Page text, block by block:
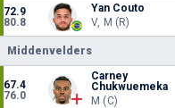
72.9
80.8
Yan Couto
V, M (R)
Middenvelders
67.4
76.0
Carney
Chukwuemeka
M (C)